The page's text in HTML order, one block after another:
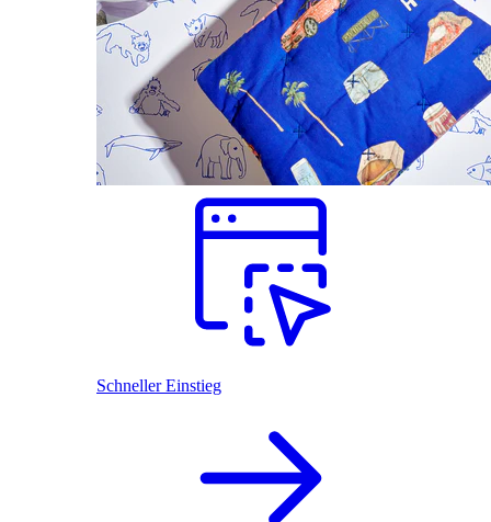
Schneller Einstieg